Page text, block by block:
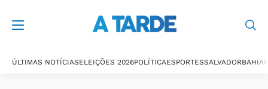
ÚLTIMAS NOTÍCIASELEIÇÕES 2026POLÍTICAESPORTESSALVADORBAHIA